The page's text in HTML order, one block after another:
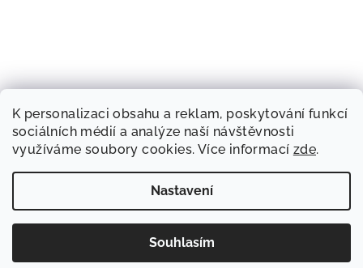
K personalizaci obsahu a reklam, poskytování funkcí
sociálních médií a analýze naší návštěvnosti
využíváme soubory cookies. Více informací zde.
Nastavení
Souhlasím